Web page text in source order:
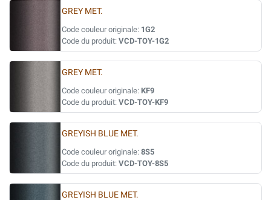
GREY MET.
Code couleur originale: 1G2
Code du produit: VCD-TOY-1G2
GREY MET.
Code couleur originale: KF9
Code du produit: VCD-TOY-KF9
GREYISH BLUE MET.
Code couleur originale: 8S5
Code du produit: VCD-TOY-8S5
GREYISH BLUE MET.